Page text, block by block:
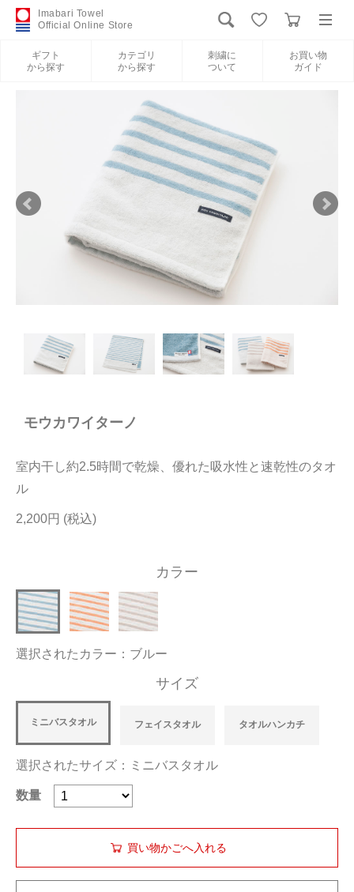
Imabari Towel
Official Online Store
ギフト
から探す
カテゴリ
から探す
刺繍に
ついて
お買い物
ガイド
新規会員登録
刺繍について
当サイトについて
店舗リスト
ヘルプ
大量購入・法人向けの購入の方は
お問い合わせ
モウカワイターノ
室内干し約2.5時間で乾燥、優れた吸水性と速乾性のタオ
ル
2,200円
カラー
選択されたカラー：ブルー
サイズ
ミニバスタオル フェイスタオル タオルハンカチ
選択されたサイズ：ミニバスタオル
数量